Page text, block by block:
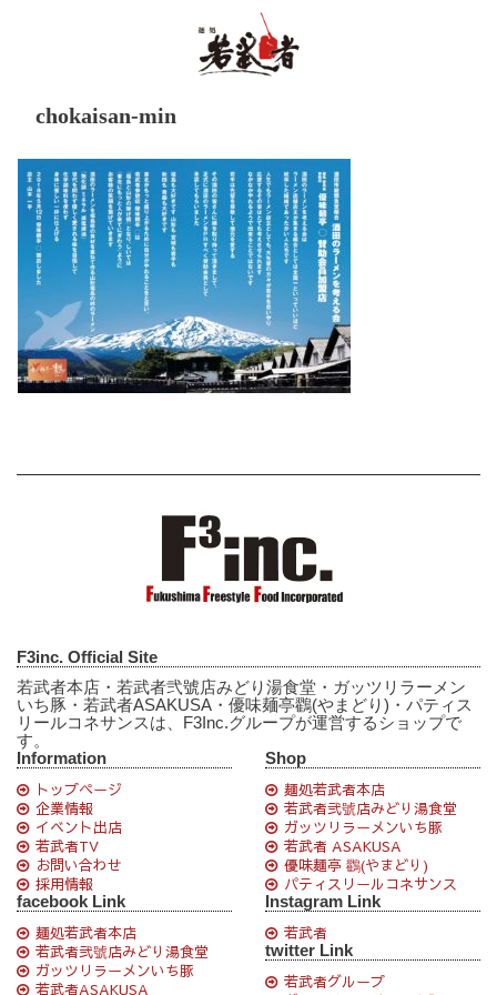
chokaisan-min
F3inc. Official Site
若武者本店・若武者弐號店みどり湯食堂・ガッツリラーメン
いち豚・若武者ASAKUSA・優味麺亭鸐(やまどり)・パティス
リールコネサンスは、F3Inc.グループが運営するショップで
す。
Information
トップページ
企業情報
イベント出店
若武者TV
お問い合わせ
採用情報
Shop
麺処若武者本店
若武者弐號店みどり湯食堂
ガッツリラーメンいち豚
若武者 ASAKUSA
優味麺亭 鸐(やまどり)
パティスリールコネサンス
facebook Link
麺処若武者本店
若武者弐號店みどり湯食堂
ガッツリラーメンいち豚
若武者ASAKUSA
Instagram Link
若武者
twitter Link
若武者グループ